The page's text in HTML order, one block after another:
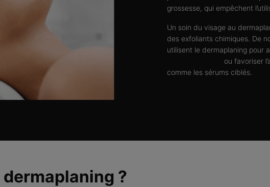
grossesse, qui empêchent
Un soin du visage au
des exfoliants chimiques. De
utilisent le dermaplaning pour
ou favoriser
comme les sérums ciblés.
?